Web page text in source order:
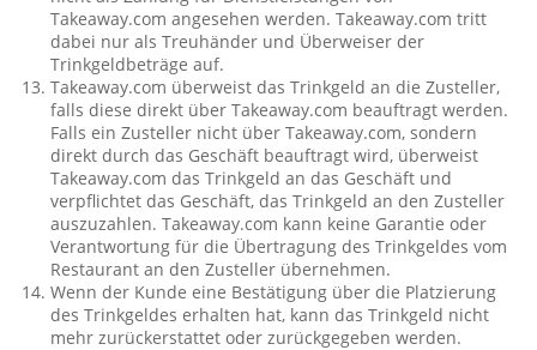
Takeaway.com angesehen werden. Takeaway.com tritt
dabei nur als Treuhänder und Überweiser der
Trinkgeldbeträge auf.
Takeaway.com überweist das Trinkgeld an die Zusteller,
falls diese direkt über Takeaway.com beauftragt werden.
Falls ein Zusteller nicht über Takeaway.com, sondern
direkt durch das Geschäft beauftragt wird, überweist
Takeaway.com das Trinkgeld an das Geschäft und
verpflichtet das Geschäft, das Trinkgeld an den Zusteller
auszuzahlen. Takeaway.com kann keine Garantie oder
Verantwortung für die Übertragung des Trinkgeldes vom
Restaurant an den Zusteller übernehmen.
Wenn der Kunde eine Bestätigung über die Platzierung
des Trinkgeldes erhalten hat, kann das Trinkgeld nicht
mehr zurückerstattet oder zurückgegeben werden.